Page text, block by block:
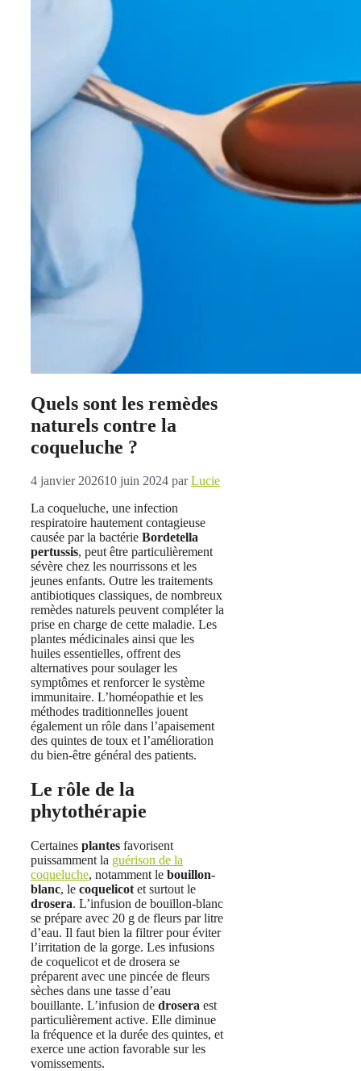
Quels sont les remèdes
naturels contre la
coqueluche ?
4 janvier 202610 juin 2024 parLucie
La coqueluche, une infection
respiratoire hautement contagieuse
causée par la bactérie Bordetella
pertussis, peut être particulièrement
sévère chez les nourrissons et les
jeunes enfants. Outre les traitements
antibiotiques classiques, de nombreux
remèdes naturels peuvent compléter la
prise en charge de cette maladie. Les
plantes médicinales ainsi que les
huiles essentielles, offrent des
alternatives pour soulager les
symptômes et renforcer le système
immunitaire. L’homéopathie et les
méthodes traditionnelles jouent
également un rôle dans l’apaisement
des quintes de toux et l’amélioration
du bien-être général des patients.
Le rôle de la
phytothérapie
Certaines plantes favorisent
puissamment la guérison de la
coqueluche, notamment le bouillon-
blanc, le coquelicot et surtout le
drosera. L’infusion de bouillon-blanc
se prépare avec 20 g de fleurs par litre
d’eau. Il faut bien la filtrer pour éviter
l’irritation de la gorge. Les infusions
de coquelicot et de drosera se
préparent avec une pincée de fleurs
sèches dans une tasse d’eau
bouillante. L’infusion de drosera est
particulièrement active. Elle diminue
la fréquence et la durée des quintes, et
exerce une action favorable sur les
vomissements.